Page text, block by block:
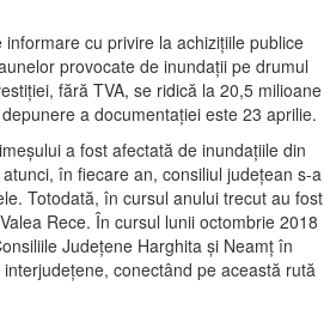
cu privire la achiziţiile publice
provocate de inundaţii pe drumul
fără TVA, se ridică la 20,5 milioane
a documentaţiei este 23 aprilie.
a fost afectată de inundaţiile din
în fiecare an, consiliul judeţean s-a
Totodată, în cursul anului trecut au fost
Rece. În cursul lunii octombrie 2018
Judeţene Harghita şi Neamţ în
conectând pe această rută